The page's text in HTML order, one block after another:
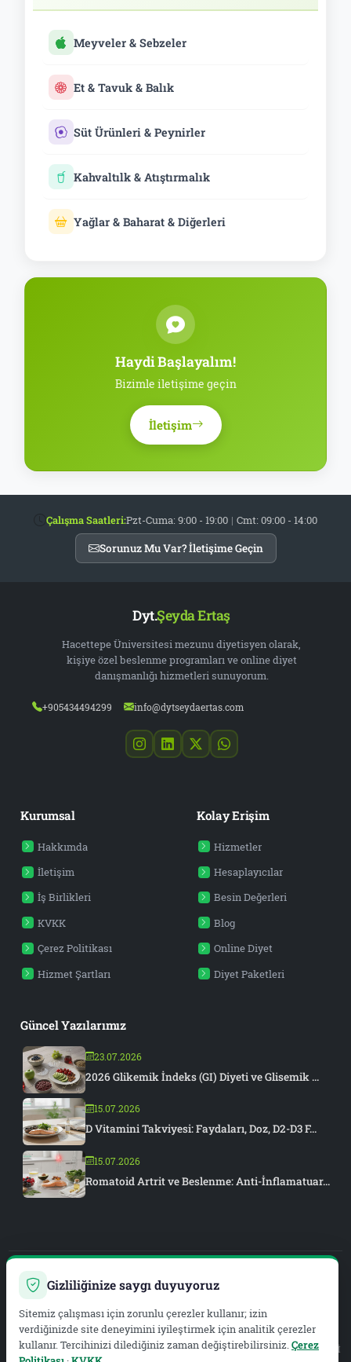
Meyveler & Sebzeler
Et & Tavuk & Balık
Süt Ürünleri & Peynirler
Kahvaltılk & Atıştırmalık
Yağlar & Baharat & Diğerleri
Haydi Başlayalım!
Bizimle iletişime geçin
İletişim
Çalışma Saatleri:Pzt-Cuma: 9:00 - 19:00 | Cmt: 09:00 - 14:00
Sorunuz Mu Var? İletişime Geçin
Dyt.Şeyda Ertaş
Hacettepe Üniversitesi mezunu diyetisyen olarak,
kişiye özel beslenme programları ve online diyet
danışmanlığı hizmetleri sunuyorum.
+905434494299 info@dytseydaertas.com
Kurumsal
Hakkımda
İletişim
İş Birlikleri
KVKK
Çerez Politikası
Hizmet Şartları
Kolay Erişim
Hizmetler
Hesaplayıcılar
Besin Değerleri
Blog
Online Diyet
Diyet Paketleri
Güncel Yazılarımız
23.07.2026
2026 Glikemik İndeks (GI) Diyeti ve Glisemik ...
15.07.2026
D Vitamini Takviyesi: Faydaları, Doz, D2-D3 F...
15.07.2026
Romatoid Artrit ve Beslenme: Anti-İnflamatuar...
Yasal Hizmet Sağlayıcı:METAZEN BİLİŞİM VE DANIŞMANLIK LİMİTED ŞİRKETİ
WEB DEVELOPMENT & SEO
Gizliliğinize saygı duyuyoruz
Sitemiz çalışması için zorunlu çerezler kullanır; izin
verdiğinizde site deneyimini iyileştirmek için analitik çerezler
kullanır. Tercihinizi dilediğiniz zaman değiştirebilirsiniz.Çerez